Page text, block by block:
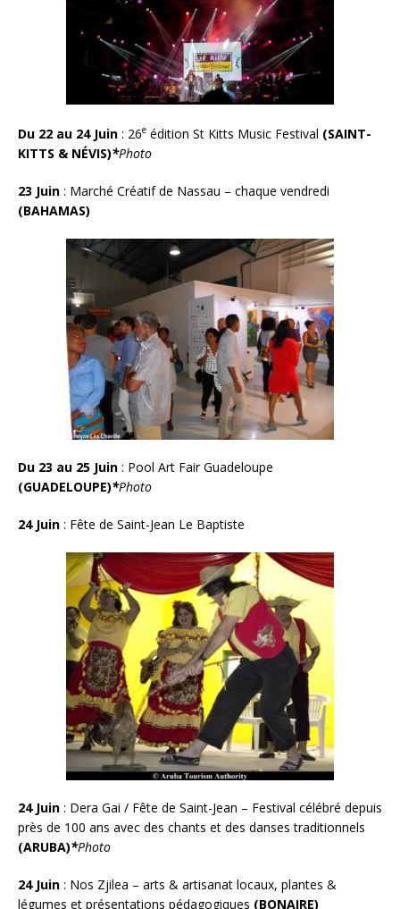
Du 22 au 24 Juin : 26e édition St Kitts Music Festival (SAINT-
KITTS & NÉVIS)*Photo
23 Juin : Marché Créatif de Nassau – chaque vendredi
(BAHAMAS)
Du 23 au 25 Juin : Pool Art Fair Guadeloupe
(GUADELOUPE)*Photo
24 Juin : Fête de Saint-Jean Le Baptiste
24 Juin : Dera Gai / Fête de Saint-Jean – Festival célébré depuis
près de 100 ans avec des chants et des danses traditionnels
(ARUBA)*Photo
24 Juin : Nos Zjilea – arts & artisanat locaux, plantes &
légumes et présentations pédagogiques (BONAIRE)